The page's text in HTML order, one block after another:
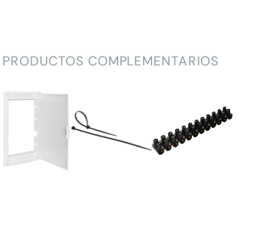
PRODUCTOS COMPLEMENTARIOS